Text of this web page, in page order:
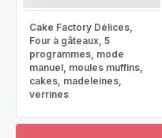
Cake Factory Délices,
Four à gâteaux, 5
programmes, mode
manuel, moules muffins,
cakes, madeleines,
verrines